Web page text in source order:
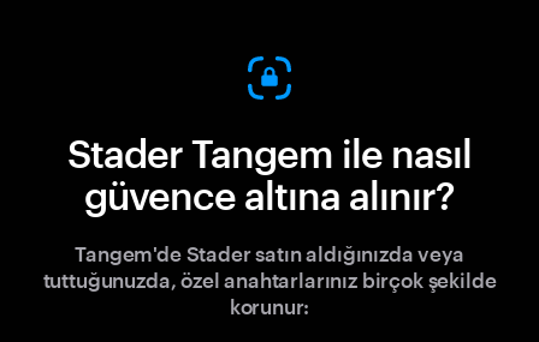
Stader Tangem ile nasıl
güvence altına alınır?
Tangem'de Stader satın aldığınızda veya
tuttuğunuzda, özel anahtarlarınız birçok şekilde
korunur: